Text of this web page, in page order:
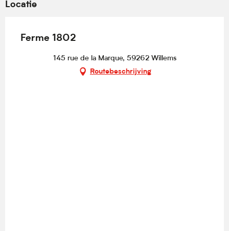
Locatie
Ferme 1802
145 rue de la Marque, 59262 Willems
Routebeschrijving